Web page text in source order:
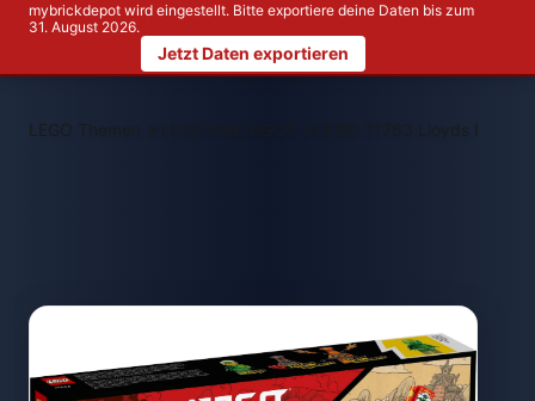
mybrickdepot wird eingestellt. Bitte exportiere deine Daten bis zum
31. August 2026.
Jetzt Daten exportieren
LEGO Themen > LEGO 71763 Lloyds